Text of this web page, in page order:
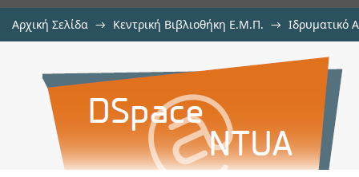
Αρχική Σελίδα → Κεντρική Βιβλιοθήκη Ε.Μ.Π. → Ιδρυματικό
Σχεδίαση Ευφυών Kεραιών για